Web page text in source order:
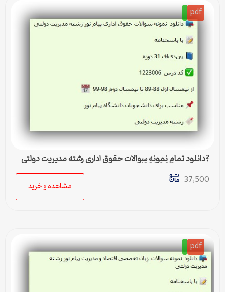
pdf
?دانلود تمام نمونه سوالات حقوق اداری رشته مدیریت دولتی
پیام نور کد 1223006
37,500
مشاهده و خرید
pdf